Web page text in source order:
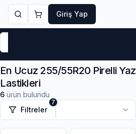
Giriş Yap
En Ucuz 255/55R20 Pirelli Yaz
Lastikleri
6 ürün bulundu
Filtreler
7